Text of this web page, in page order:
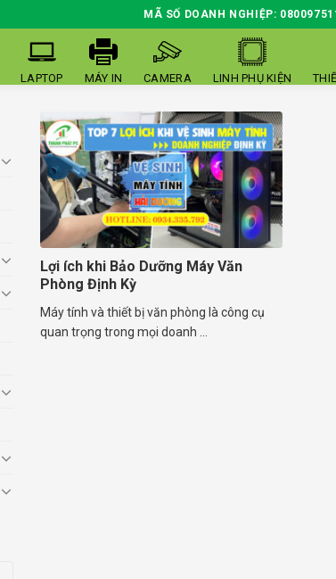
MÃ SỐ DOANH NGHIỆP:
LAPTOP MÁY IN CAMERA LINH PHỤ KIỆN
Lợi ích khi Bảo Dưỡng Máy Văn
Phòng Định Kỳ
Máy tính và thiết bị văn phòng là công cụ
quan trọng trong mọi doanh ...